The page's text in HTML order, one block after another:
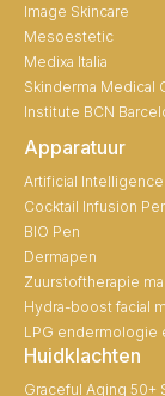
Image Skincare
Mesoestetic
Medixa Italia
Skinderma Medical
Institute BCN
Apparatuur
Artificial
Cocktail Infusion
BIO Pen
Dermapen
Zuurstoftherapie
Hydra-boost facial
LPG endermologie
Huidklachten
Graceful Aging 50+